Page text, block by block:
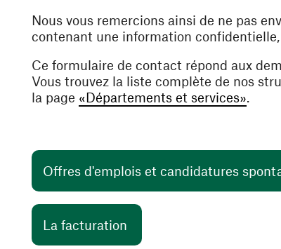
Nous vous remercions ainsi de ne pas
contenant une information
Ce formulaire de contact répond aux
Vous trouvez la liste complète de nos
la page «Départements et services».
Offres d'emplois et candidatures
La facturation